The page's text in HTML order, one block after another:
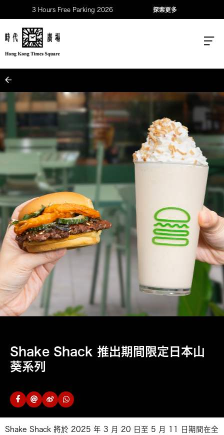
3 Hours Free Parking 2026 探索更多
Shake Shack 推出期間限定日本山
葵系列
Shake Shack 將於 2025 年 3 月 20 日至 5 月 11 日期間在全